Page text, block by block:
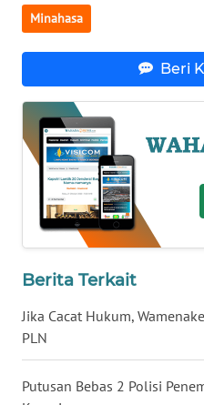
Minahasa
Beri
Berita Terkait
Jika Cacat Hukum,
PLN
Putusan Bebas 2 Polisi
WN
WN
SUMBAR
WN
SUMSEL
WN
BENGKULU
LAMPUNG
WN
JATENG